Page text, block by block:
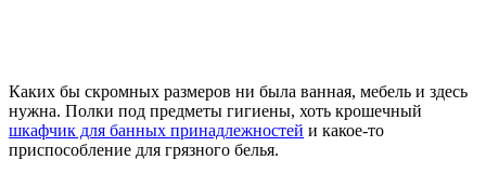
Каких бы скромных размеров ни была ванная, мебель и здесь
нужна. Полки под предметы гигиены, хоть крошечный
шкафчик для банных принадлежностей и какое-то
приспособление для грязного белья.